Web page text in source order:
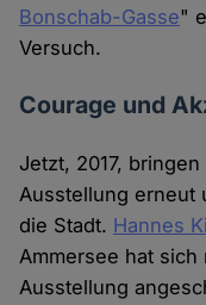
Bonschab-Gasse"
Versuch.
Courage und
Jetzt, 2017,
Ausstellung erneut
die Stadt. Hannes
Ammersee hat sich
Ausstellung